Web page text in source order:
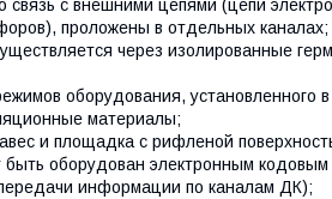
с внешними цепями (цепи
проложены в отдельных каналах;
через изолированные
оборудования, установленного
материалы;
и площадка с рифленой
оборудован электронным кодовым
информации по каналам ДК);